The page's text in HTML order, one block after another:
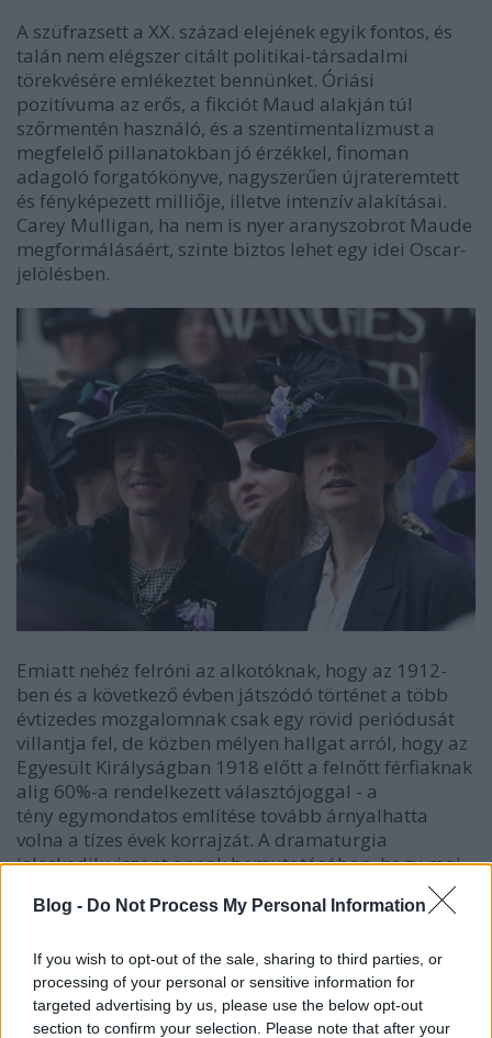
Blog - Do Not Process My Personal Information
If you wish to opt-out of the sale, sharing to third parties, or
processing of your personal or sensitive information for
targeted advertising by us, please use the below opt-out
section to confirm your selection. Please note that after your
A szüfrazsett a XX. század elejének egyik fontos, és
talán nem elégszer citált politikai-társadalmi
törekvésére emlékeztet bennünket. Óriási
pozitívuma az erős, a fikciót Maud alakján túl
szőrmentén használó, és a szentimentalizmust a
megfelelő pillanatokban jó érzékkel, finoman
adagoló forgatókönyve, nagyszerűen újrateremtett
és fényképezett milliője, illetve intenzív alakításai.
Carey Mulligan, ha nem is nyer aranyszobrot Maude
megformálásáért, szinte biztos lehet egy idei Oscar-
jelölésben.
Emiatt nehéz felróni az alkotóknak, hogy az 1912-
ben és a következő évben játszódó történet a több
évtizedes mozgalomnak csak egy rövid periódusát
villantja fel, de közben mélyen hallgat arról, hogy az
Egyesült Királyságban 1918 előtt a felnőtt férfiaknak
alig 60%-a rendelkezett választójoggal - a
tény egymondatos említése tovább árnyalhatta
volna a tízes évek korrajzát. A dramaturgia
jeleskedik viszont annak bemutatásában, hogy mai
szemmel nézve a hihetetlenül megalázó és lehetetlen
helyzetben élő nők az igazságosabb jövő érdekében
politikai tevékenységük következményeként igen
durva, egy évszázada még természetesnek számító
atrocitások is érték őket.